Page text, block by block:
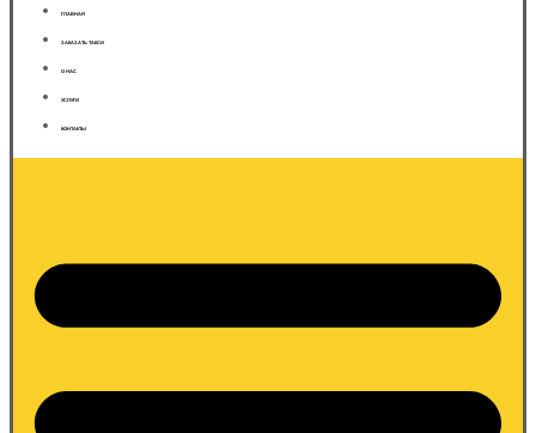
ГЛАВНАЯ
ЗАКАЗАТЬ ТАКСИ
О НАС
УСЛУГИ
КОНТАКТЫ